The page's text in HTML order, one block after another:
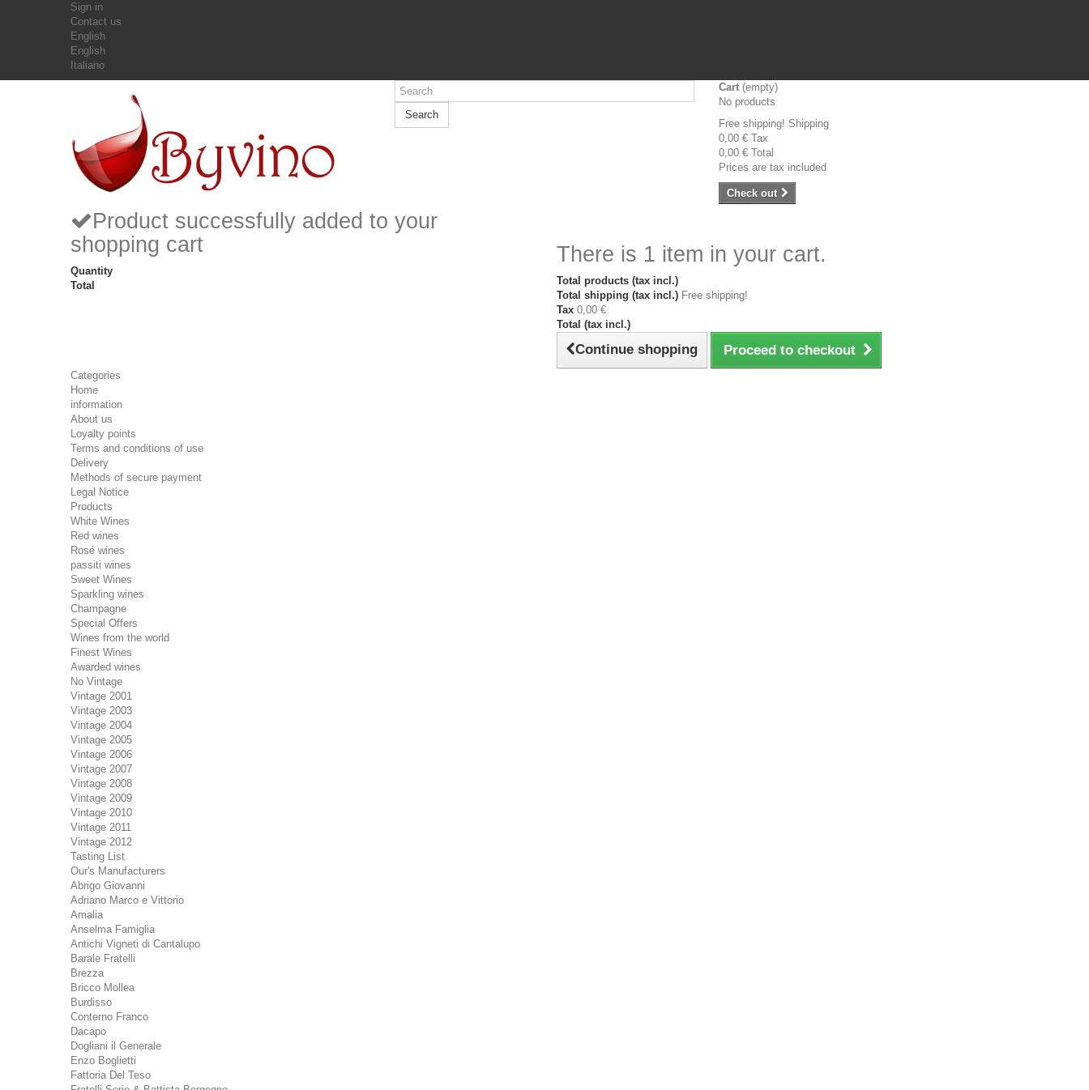
Sign in
Contact us
English
English
Italiano
Search
Cart (empty)
No products
Free shipping! Shipping
0,00 € Tax
0,00 € Total
Prices are tax included
Check out
Product successfully added to your
shopping cart
Quantity
Total
There is 1 item in your cart.
Total products (tax incl.)
Total shipping (tax incl.) Free shipping!
Tax 0,00 €
Total (tax incl.)
Continue shopping Proceed to checkout
Categories
Home
information
About us
Loyalty points
Terms and conditions of use
Delivery
Methods of secure payment
Legal Notice
Products
White Wines
Red wines
Rosé wines
passiti wines
Sweet Wines
Sparkling wines
Champagne
Special Offers
Wines from the world
Finest Wines
Awarded wines
No Vintage
Vintage 2001
Vintage 2003
Vintage 2004
Vintage 2005
Vintage 2006
Vintage 2007
Vintage 2008
Vintage 2009
Vintage 2010
Vintage 2011
Vintage 2012
Tasting List
Our's Manufacturers
Abrigo Giovanni
Adriano Marco e Vittorio
Amalia
Anselma Famiglia
Antichi Vigneti di Cantalupo
Barale Fratelli
Brezza
Bricco Mollea
Burdisso
Conterno Franco
Dacapo
Dogliani il Generale
Enzo Boglietti
Fattoria Del Teso